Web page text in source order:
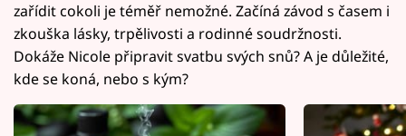
zařídit cokoli je téměř nemožné. Začíná závod s časem i
zkouška lásky, trpělivosti a rodinné soudržnosti.
Dokáže Nicole připravit svatbu svých snů? A je důležité,
kde se koná, nebo s kým?